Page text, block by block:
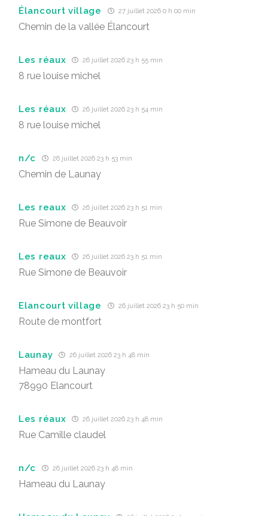
Élancourt village 27 juillet 2026 0 h 00 min
Chemin de la vallée Élancourt
Les réaux 26 juillet 2026 23 h 55 min
8 rue louise michel
Les réaux 26 juillet 2026 23 h 54 min
8 rue louise michel
n/c 26 juillet 2026 23 h 53 min
Chemin de Launay
Les reaux 26 juillet 2026 23 h 51 min
Rue Simone de Beauvoir
Les reaux 26 juillet 2026 23 h 51 min
Rue Simone de Beauvoir
Elancourt village 26 juillet 2026 23 h 50 min
Route de montfort
Launay 26 juillet 2026 23 h 48 min
Hameau du Launay
78990 Elancourt
Les réaux 26 juillet 2026 23 h 48 min
Rue Camille claudel
n/c 26 juillet 2026 23 h 48 min
Hameau du Launay